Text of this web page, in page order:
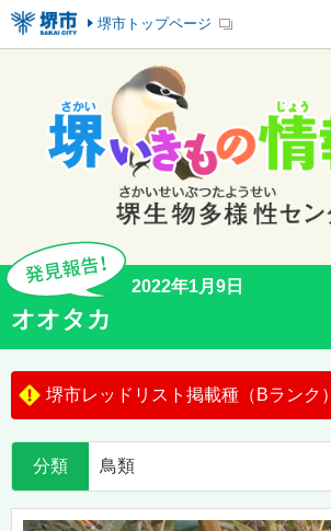
堺市トップページ
2022年1月9日
オオタカ
堺市レッドリスト掲載種（Bランク）
分類 鳥類